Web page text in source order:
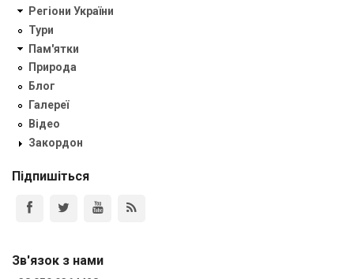
Регіони України
Тури
Пам'ятки
Природа
Блог
Галереї
Відео
Закордон
Підпишіться
Зв'язок з нами